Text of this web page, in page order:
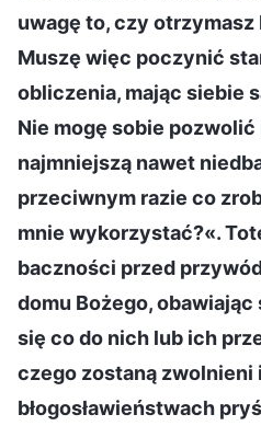
uwagę to, czy otrzymasz
Muszę więc poczynić
obliczenia, mając siebie
Nie mogę sobie pozwolić
najmniejszą nawet
przeciwnym razie co
mnie wykorzystać?«.
baczności przed
domu Bożego,
się co do nich lub ich
czego zostaną zwolnieni
błogosławieństwach